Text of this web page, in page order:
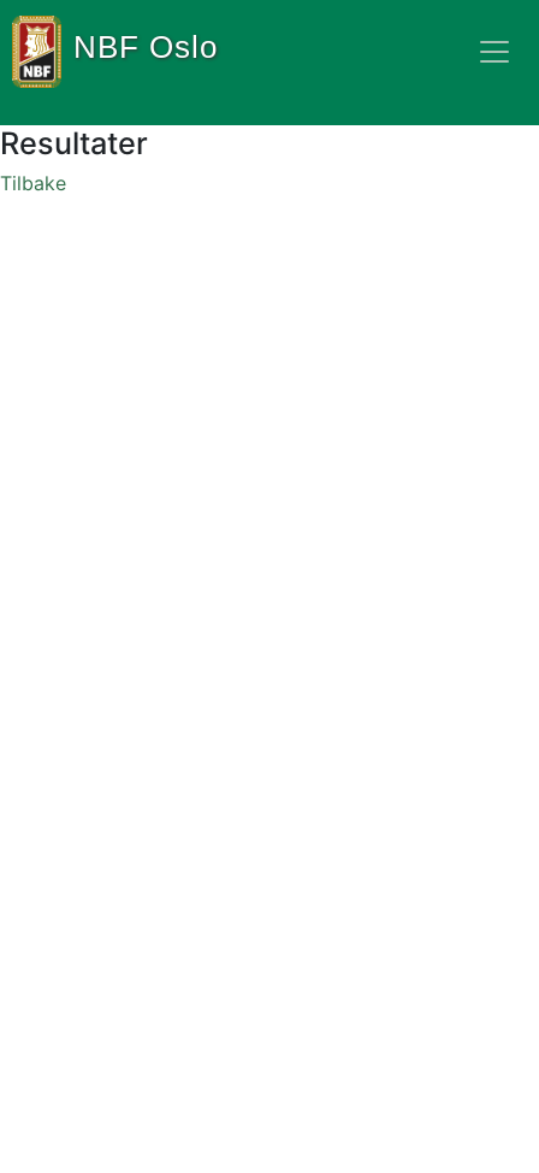
NBF Oslo
Resultater
Tilbake